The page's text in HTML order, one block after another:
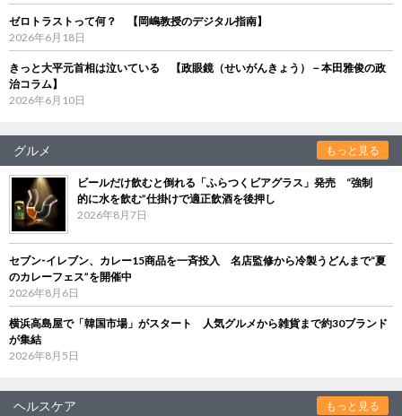
ゼロトラストって何？ 【岡嶋教授のデジタル指南】
2026年6月18日
きっと大平元首相は泣いている 【政眼鏡（せいがんきょう）－本田雅俊の政
治コラム】
2026年6月10日
グルメ もっと見る
ビールだけ飲むと倒れる「ふらつくビアグラス」発売 “強制
的に水を飲む”仕掛けで適正飲酒を後押し
2026年8月7日
セブン‐イレブン、カレー15商品を一斉投入 名店監修から冷製うどんまで“夏
のカレーフェス”を開催中
2026年8月6日
横浜高島屋で「韓国市場」がスタート 人気グルメから雑貨まで約30ブランド
が集結
2026年8月5日
ヘルスケア もっと見る